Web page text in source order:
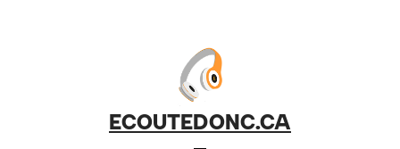
ECOUTEDONC.CA